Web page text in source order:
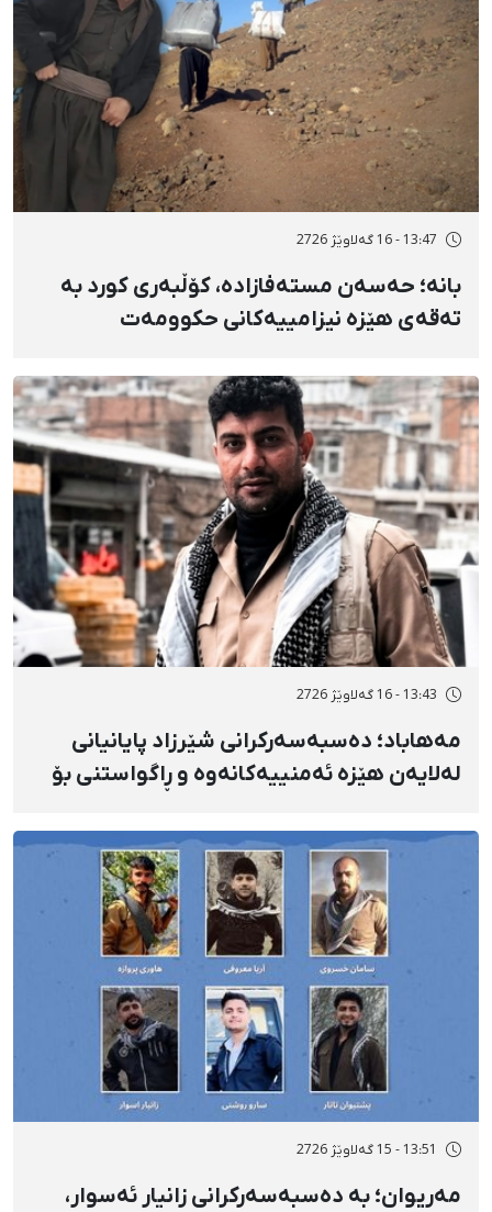
13:47 - 16 گەلاوێژ 2726
بانه؛ حەسەن مستەفازادە، کۆڵبەری کورد بە
تەقەی هێزە نیزامییەکانی حکوومەت
13:43 - 16 گەلاوێژ 2726
مەهاباد؛ دەسبەسەرکرانی شێرزاد پایانیانی
لەلایەن هێزە ئەمنییەکانەوە و ڕاگواستنی بۆ
13:51 - 15 گەلاوێژ 2726
مەریوان؛ بە دەسبەسەرکرانی زانیار ئەسوار،